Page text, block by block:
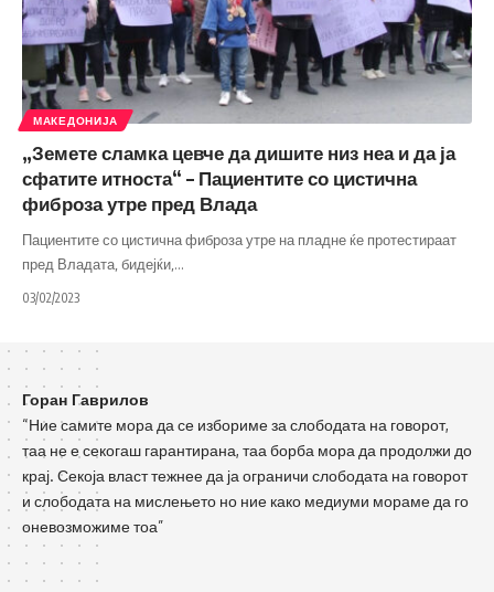
МАКЕДОНИЈА
„Земете сламка цевче да дишите низ неа и да ја
сфатите итноста“ – Пациентите со цистична
фиброза утре пред Влада
Пациентите со цистична фиброза утре на пладне ќе протестираат
пред Владата, бидејќи, …
03/02/2023
Горан Гаврилов
“Ние самите мора да се избориме за слободата на говорот,
таа не е секогаш гарантирана, таа борба мора да продолжи до
крај. Секоја власт тежнее да ја ограничи слободата на говорот
и слободата на мислењето но ние како медиуми мораме да го
оневозможиме тоа”